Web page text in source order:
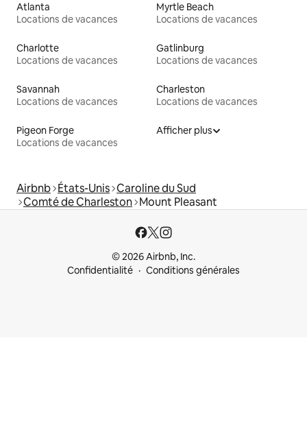
Atlanta
Locations de vacances
Myrtle Beach
Locations de vacances
Charlotte
Locations de vacances
Gatlinburg
Locations de vacances
Savannah
Locations de vacances
Charleston
Locations de vacances
Pigeon Forge
Locations de vacances
Afficher plus
Airbnb États-Unis Caroline du Sud
Comté de Charleston Mount Pleasant
© 2026 Airbnb, Inc.
Confidentialité
Conditions générales